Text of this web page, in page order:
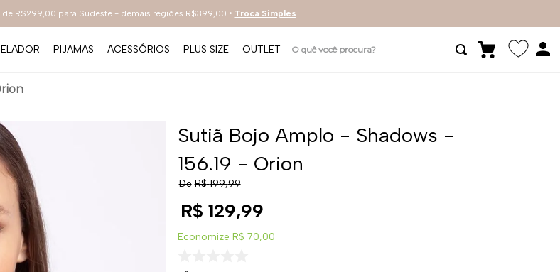
R$299,00 para Sudeste - demais regiões R$399,00 • Troca Simples
PIJAMAS ACESSÓRIOS PLUS SIZE OUTLET O quê você procura?
Sutiã Bojo Amplo - Shadows -
156.19 - Orion
De R$ 199,99
R$ 129,99
Economize R$ 70,00